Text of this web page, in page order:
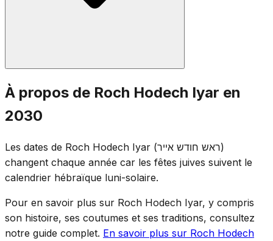
l'Éternel ton guérisseur).
Les prières standard de Roch Hodech sont récitées :
demi-Hallel, Yaalé Véyavo, la lecture de la Torah et le
Moussaf. Puisque Roch Hodech Iyar tombe pendant la
offices du soir. Les coutumes de semi-deuil du Omer
restent en vigueur à Roch Hodech même.
À propos de Roch Hodech Iyar en
2030
Les dates de Roch Hodech Iyar (ראש חודש אייר)
changent chaque année car les fêtes juives suivent le
calendrier hébraïque luni-solaire.
Pour en savoir plus sur Roch Hodech Iyar, y compris
son histoire, ses coutumes et ses traditions, consultez
notre guide complet. En savoir plus sur Roch Hodech